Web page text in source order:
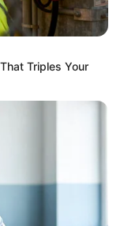
The Main
Triples Your